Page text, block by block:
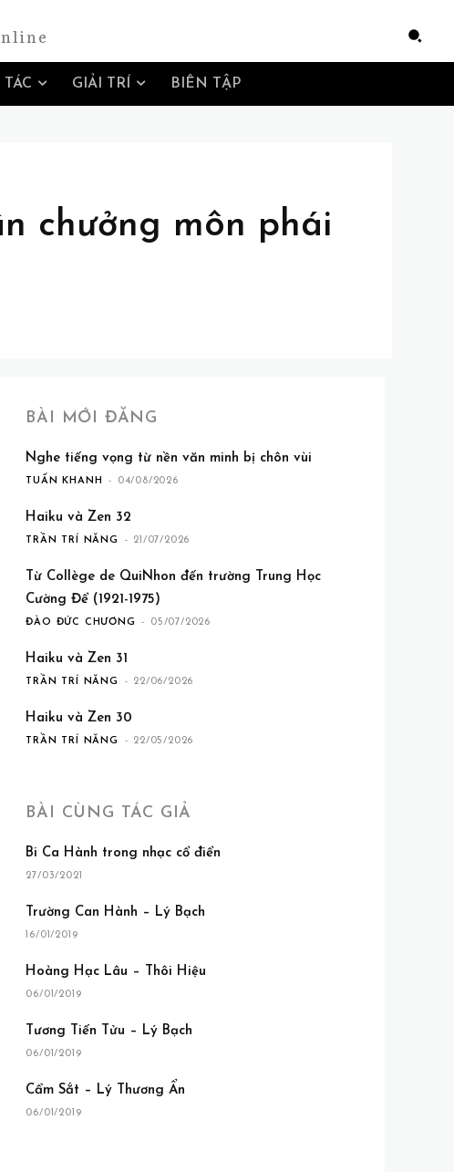
GIẢI TRÍ BIÊN TẬP
chưởng môn phái
BÀI MỚI ĐĂNG
Nghe tiếng vọng từ nền văn minh bị chôn vùi
TUẤN KHANH - 04/08/2026
Haiku và Zen 32
TRẦN TRÍ NĂNG - 21/07/2026
Từ Collège de QuiNhon đến trường Trung Học
Cường Để (1921-1975)
ĐÀO ĐỨC CHƯƠNG - 05/07/2026
Haiku và Zen 31
TRẦN TRÍ NĂNG - 22/06/2026
Haiku và Zen 30
TRẦN TRÍ NĂNG - 22/05/2026
BÀI CÙNG TÁC GIẢ
Bi Ca Hành trong nhạc cổ điển
27/03/2021
Trường Can Hành – Lý Bạch
16/01/2019
Hoàng Hạc Lâu – Thôi Hiệu
06/01/2019
Tương Tiến Tửu – Lý Bạch
06/01/2019
Cẩm Sắt – Lý Thương Ẩn
06/01/2019